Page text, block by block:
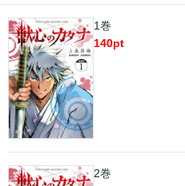
族・“獅子”の日出丸と出会う。そ
った！十二支サバイバルファンタ
1巻
140pt
2巻